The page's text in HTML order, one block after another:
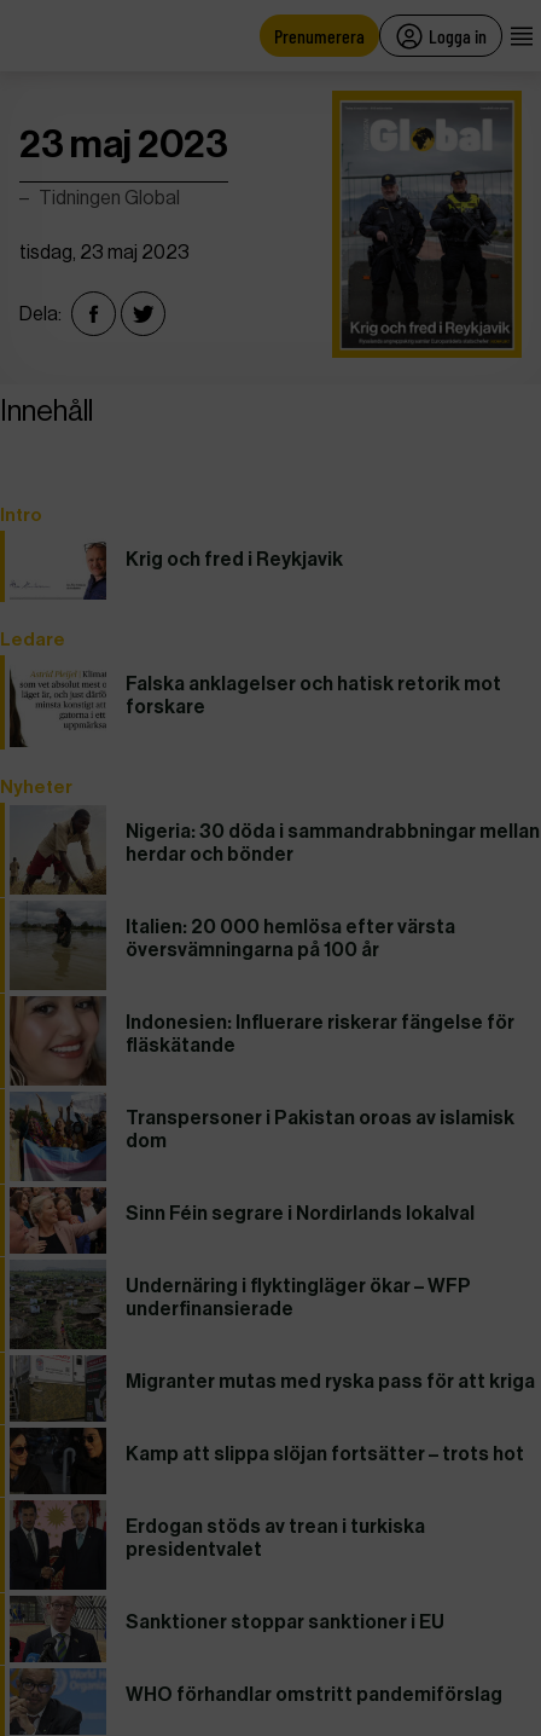
Prenumerera Logga in
23 maj 2023
Tidningen Global
tisdag, 23 maj 2023
Dela:
Innehåll
Intro
Krig och fred i Reykjavik
Ledare
Falska anklagelser och hatisk retorik mot
forskare
Nyheter
Nigeria: 30 döda i sammandrabbningar mellan
herdar och bönder
Italien: 20 000 hemlösa efter värsta
översvämningarna på 100 år
Indonesien: Influerare riskerar fängelse för
fläskätande
Transpersoner i Pakistan oroas av islamisk
dom
Sinn Féin segrare i Nordirlands lokalval
Undernäring i flyktingläger ökar – WFP
underfinansierade
Migranter mutas med ryska pass för att kriga
Kamp att slippa slöjan fortsätter – trots hot
Erdogan stöds av trean i turkiska
presidentvalet
Sanktioner stoppar sanktioner i EU
WHO förhandlar omstritt pandemiförslag